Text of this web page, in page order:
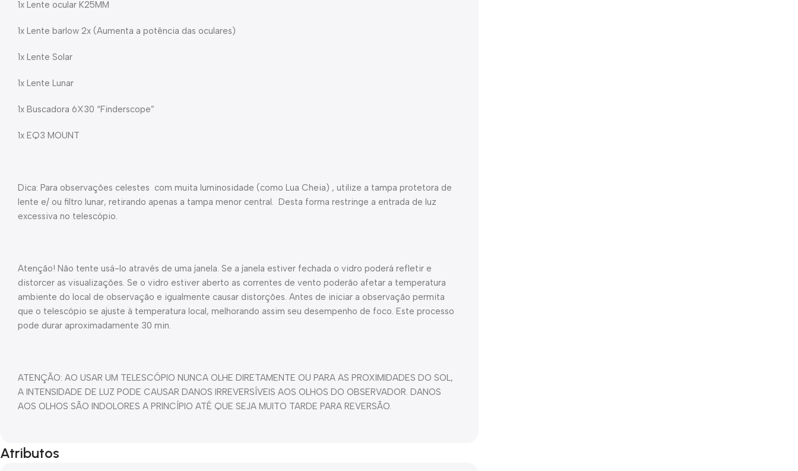
1x Lente ocular K25MM
1x Lente barlow 2x (Aumenta a potência das oculares)
1x Lente Solar
1x Lente Lunar
1x Buscadora 6X30 “Finderscope”
1x EQ3 MOUNT
Dica: Para observações celestes com muita luminosidade (como Lua Cheia) , utilize a tampa protetora de
lente e/ ou filtro lunar, retirando apenas a tampa menor central. Desta forma restringe a entrada de luz
excessiva no telescópio.
Atenção! Não tente usá-lo através de uma janela. Se a janela estiver fechada o vidro poderá refletir e
distorcer as visualizações. Se o vidro estiver aberto as correntes de vento poderão afetar a temperatura
ambiente do local de observação e igualmente causar distorções. Antes de iniciar a observação permita
que o telescópio se ajuste à temperatura local, melhorando assim seu desempenho de foco. Este processo
pode durar aproximadamente 30 min.
ATENÇÃO: AO USAR UM TELESCÓPIO NUNCA OLHE DIRETAMENTE OU PARA AS PROXIMIDADES DO SOL,
A INTENSIDADE DE LUZ PODE CAUSAR DANOS IRREVERSÍVEIS AOS OLHOS DO OBSERVADOR. DANOS
AOS OLHOS SÃO INDOLORES A PRINCÍPIO ATÉ QUE SEJA MUITO TARDE PARA REVERSÃO.
Atributos